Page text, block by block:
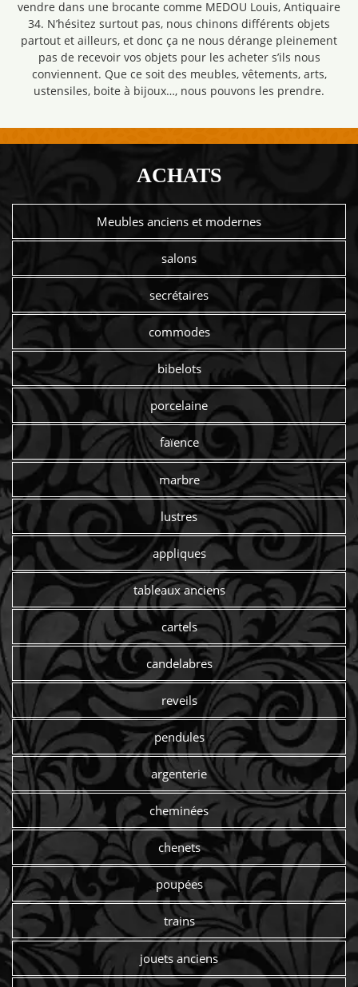
vendre dans une brocante comme MEDOU Louis, Antiquaire
34. N’hésitez surtout pas, nous chinons différents objets
partout et ailleurs, et donc ça ne nous dérange pleinement
pas de recevoir vos objets pour les acheter s’ils nous
conviennent. Que ce soit des meubles, vêtements, arts,
ustensiles, boite à bijoux…, nous pouvons les prendre.
ACHATS
Meubles anciens et modernes
salons
secrétaires
commodes
bibelots
porcelaine
faïence
marbre
lustres
appliques
tableaux anciens
cartels
candelabres
reveils
pendules
argenterie
cheminées
chenets
poupées
trains
jouets anciens